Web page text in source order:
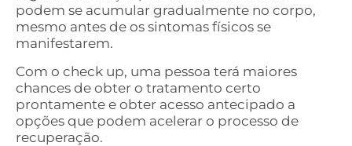
podem se acumular gradualmente no corpo,
mesmo antes de os sintomas físicos se
manifestarem.
Com o check up, uma pessoa terá maiores
chances de obter o tratamento certo
prontamente e obter acesso antecipado a
opções que podem acelerar o processo de
recuperação.